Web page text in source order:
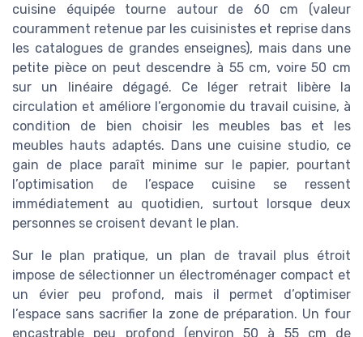
cuisine équipée tourne autour de 60 cm (valeur
couramment retenue par les cuisinistes et reprise dans
les catalogues de grandes enseignes), mais dans une
petite pièce on peut descendre à 55 cm, voire 50 cm
sur un linéaire dégagé. Ce léger retrait libère la
circulation et améliore l’ergonomie du travail cuisine, à
condition de bien choisir les meubles bas et les
meubles hauts adaptés. Dans une cuisine studio, ce
gain de place paraît minime sur le papier, pourtant
l’optimisation de l’espace cuisine se ressent
immédiatement au quotidien, surtout lorsque deux
personnes se croisent devant le plan.
Sur le plan pratique, un plan de travail plus étroit
impose de sélectionner un électroménager compact et
un évier peu profond, mais il permet d’optimiser
l’espace sans sacrifier la zone de préparation. Un four
encastrable peu profond (environ 50 à 55 cm de